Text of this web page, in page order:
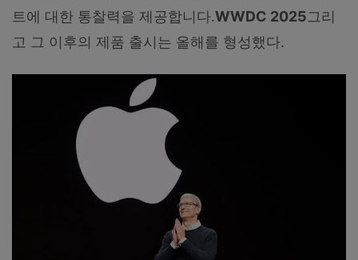
트에 대한 통찰력을 제공합니다.WWDC 2025그리
고 그 이후의 제품 출시는 올해를 형성했다.